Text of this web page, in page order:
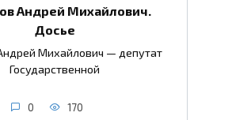
Андрей Михайлович.
Досье
Михайлович — депутат
Государственной
0 170